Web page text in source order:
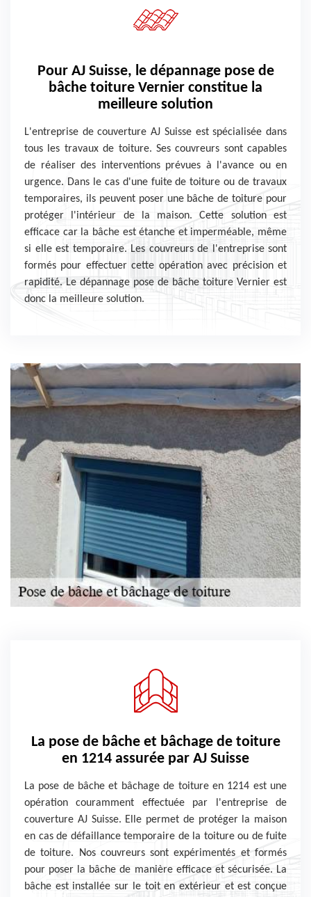
Pour AJ Suisse, le dépannage pose de
bâche toiture Vernier constitue la
meilleure solution
L'entreprise de couverture AJ Suisse est spécialisée dans
tous les travaux de toiture. Ses couvreurs sont capables
de réaliser des interventions prévues à l'avance ou en
urgence. Dans le cas d'une fuite de toiture ou de travaux
temporaires, ils peuvent poser une bâche de toiture pour
protéger l'intérieur de la maison. Cette solution est
efficace car la bâche est étanche et imperméable, même
si elle est temporaire. Les couvreurs de l'entreprise sont
formés pour effectuer cette opération avec précision et
rapidité. Le dépannage pose de bâche toiture Vernier est
donc la meilleure solution.
La pose de bâche et bâchage de toiture
en 1214 assurée par AJ Suisse
La pose de bâche et bâchage de toiture en 1214 est une
opération couramment effectuée par l'entreprise de
couverture AJ Suisse. Elle permet de protéger la maison
en cas de défaillance temporaire de la toiture ou de fuite
de toiture. Nos couvreurs sont expérimentés et formés
pour poser la bâche de manière efficace et sécurisée. La
bâche est installée sur le toit en extérieur et est conçue